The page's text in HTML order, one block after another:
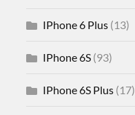
IPhone 6 Plus (13)
IPhone 6S (93)
IPhone 6S Plus (17)